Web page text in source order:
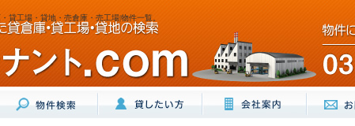
貸工場・貸地・売倉庫・売工場|物件一覧。